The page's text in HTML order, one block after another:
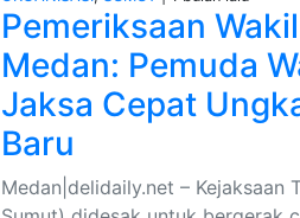
Pemeriksaan
Medan: Pemuda
Jaksa Cepat
Baru
Medan|delidaily.net – Kejaksaan